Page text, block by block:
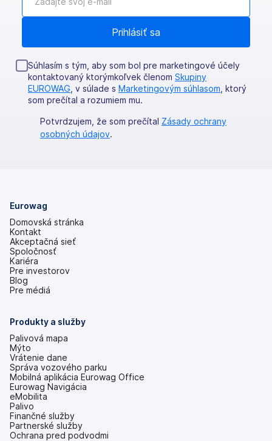
Súhlasím s tým, aby som bol pre marketingové účely
kontaktovaný ktorýmkoľvek členom Skupiny
EUROWAG , v súlade s Marketingovým súhlasom , ktorý
som prečítal a rozumiem mu.
Potvrdzujem, že som prečítal Zásady ochrany
osobných údajov.
Eurowag
Domovská stránka
Kontakt
Akceptačná sieť
Spoločnosť
Kariéra
Pre investorov
(otvoriť
s
Blog
Pre médiá
Produkty a služby
Palivová mapa
Mýto
Vrátenie dane
Správa vozového parku
Mobilná aplikácia Eurowag Office
Eurowag Navigácia
eMobilita
Palivo
Finančné služby
Partnerské služby
Ochrana pred podvodmi